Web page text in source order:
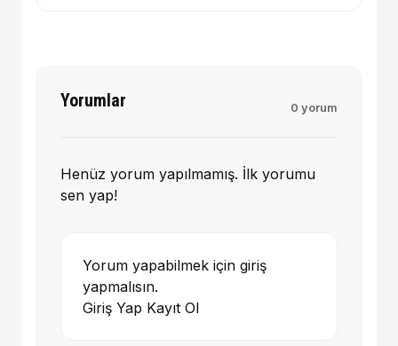
Yorumlar 0 yorum
Henüz yorum yapılmamış. İlk yorumu
sen yap!
Yorum yapabilmek için giriş
yapmalısın.
Giriş Yap Kayıt Ol